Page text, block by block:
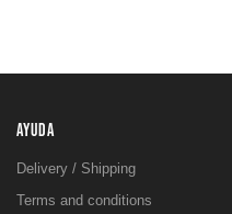
AYUDA
Delivery / Shipping
Terms and conditions